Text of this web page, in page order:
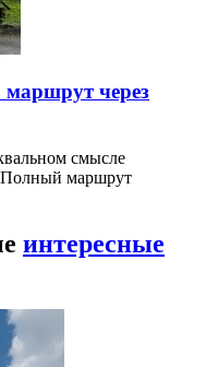
через
смысле
Полный маршрут
интересные